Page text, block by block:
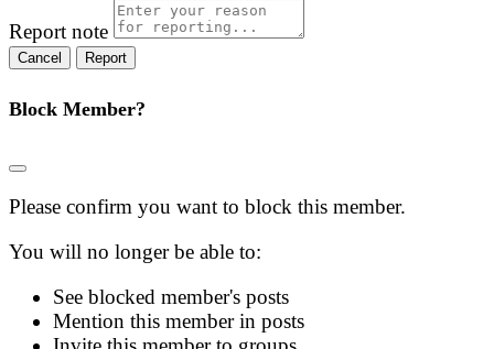
Report note
Report
Block Member?
Please confirm you want to block this member.
You will no longer be able to:
See blocked member's posts
Mention this member in posts